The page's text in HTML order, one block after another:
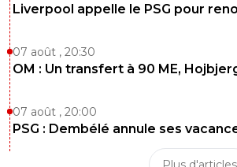
Liverpool appelle le PSG pour
07 août , 20:30
OM : Un transfert à 90 ME,
07 août , 20:00
PSG : Dembélé annule ses